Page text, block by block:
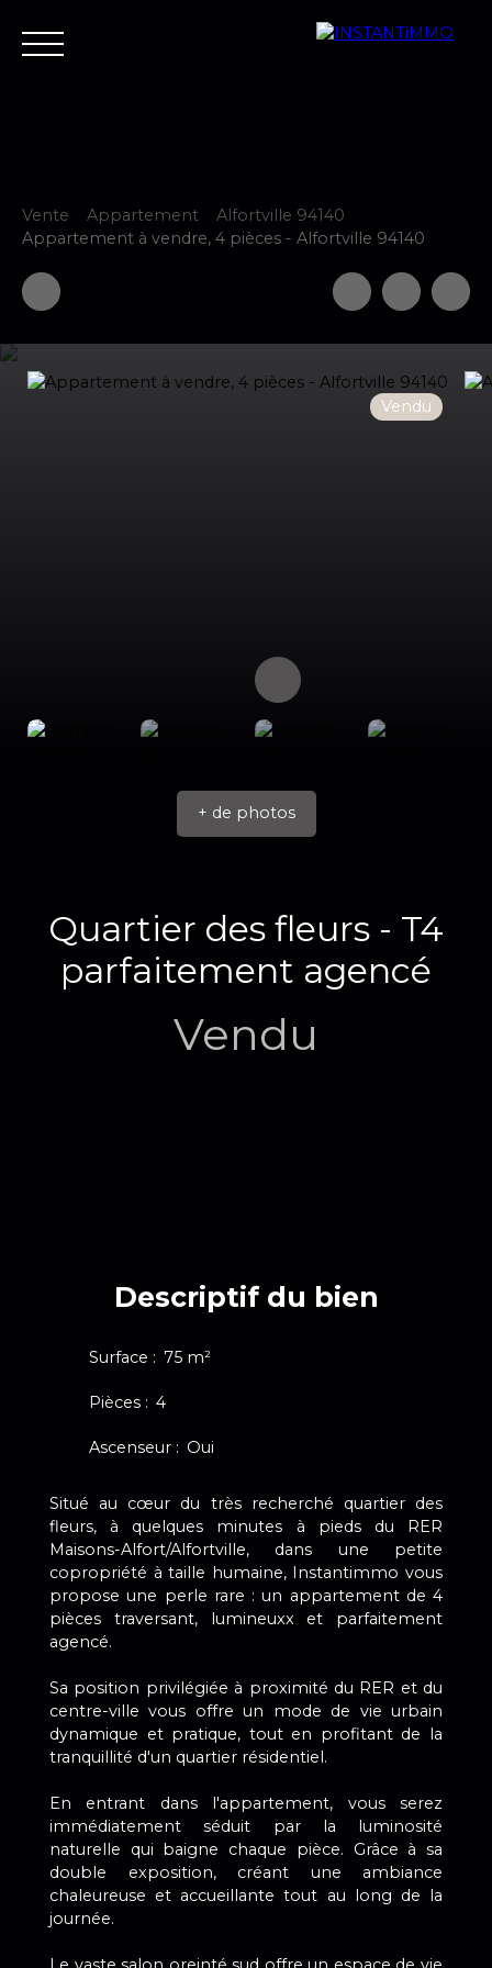
Accueil Estimer Vendre Acheter Neuf
Vente Appartement
Alfortville 94140
Appartement à vendre, 4 pièces - Alfortville 94140
Vendu
+ de photos
Quartier des fleurs - T4
parfaitement agencé
Vendu
Descriptif du bien
Surface : 75 m²
Pièces : 4
Ascenseur : Oui
Situé au cœur du très recherché quartier des
fleurs, à quelques minutes à pieds du RER
Maisons-Alfort/Alfortville, dans une petite
copropriété à taille humaine, Instantimmo vous
propose une perle rare : un appartement de 4
pièces traversant, lumineuxx et parfaitement
agencé.
Sa position privilégiée à proximité du RER et du
centre-ville vous offre un mode de vie urbain
dynamique et pratique, tout en profitant de la
tranquillité d'un quartier résidentiel.
En entrant dans l'appartement, vous serez
immédiatement séduit par la luminosité
naturelle qui baigne chaque pièce. Grâce à sa
double exposition, créant une ambiance
chaleureuse et accueillante tout au long de la
journée.